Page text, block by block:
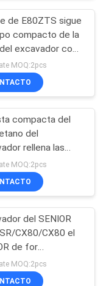
la
de
184
de E80ZTS sigue
compacto de la
excavador con
MOQ:2pcs
compacta del
del
rellena las
del excavador
mini excavador
MOQ:2pcs
del SENIOR
CX80/CX80 el
de for
mini sigue al
año de garantía
MOQ:2pcs